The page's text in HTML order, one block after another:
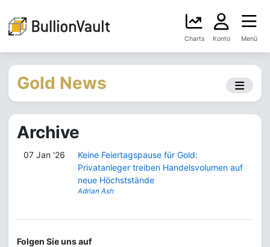
Charts Konto Menü
Gold News
Archive
07 Jan '26
Keine Feiertagspause für Gold:
Privatanleger treiben Handelsvolumen auf
neue Höchststände
Adrian Ash
Folgen Sie uns auf